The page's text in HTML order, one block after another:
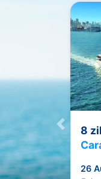
Previous
8
26